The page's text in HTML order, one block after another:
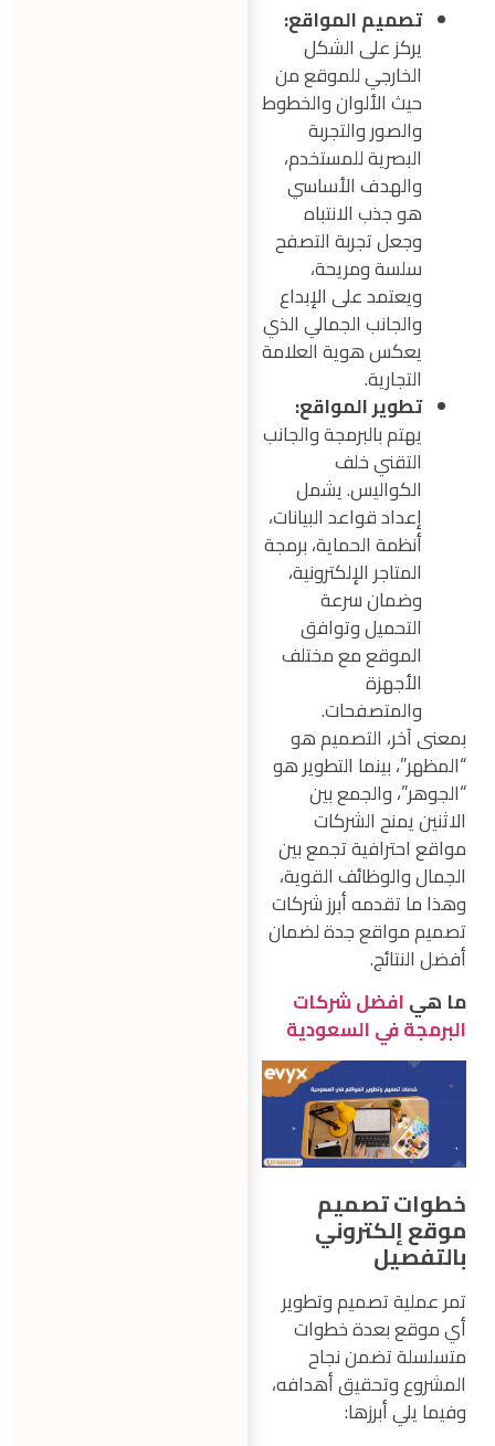
تصميم المواقع:
يركز على الشكل
الخارجي للموقع من
حيث الألوان والخطوط
والصور والتجربة
البصرية للمستخدم،
والهدف الأساسي
هو جذب الانتباه
وجعل تجربة التصفح
سلسة ومريحة،
ويعتمد على الإبداع
والجانب الجمالي الذي
يعكس هوية العلامة
التجارية.
تطوير المواقع:
يهتم بالبرمجة والجانب
التقني خلف
الكواليس. يشمل
إعداد قواعد البيانات،
أنظمة الحماية، برمجة
المتاجر الإلكترونية،
وضمان سرعة
التحميل وتوافق
الموقع مع مختلف
الأجهزة
والمتصفحات.
بمعنى آخر، التصميم هو
“المظهر”، بينما التطوير هو
“الجوهر”، والجمع بين
الاثنين يمنح الشركات
مواقع احترافية تجمع بين
الجمال والوظائف القوية،
وهذا ما تقدمه أبرز شركات
تصميم مواقع جدة لضمان
أفضل النتائج.
ما هيافضل شركات
البرمجة في السعودية
خطوات تصميم
موقع إلكتروني
بالتفصيل
تمر عملية تصميم وتطوير
أي موقع بعدة خطوات
متسلسلة تضمن نجاح
المشروع وتحقيق أهدافه،
وفيما يلي أبرزها: